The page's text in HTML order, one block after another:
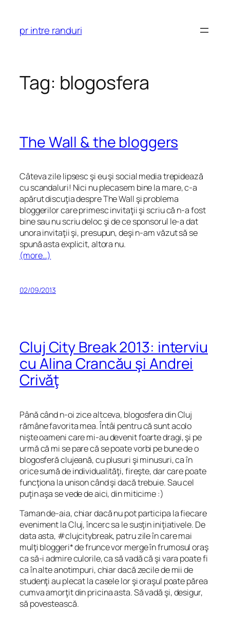
content
pr intre randuri
Tag: blogosfera
The Wall & the bloggers
Câteva zile lipsesc şi eu şi social media trepidează
cu scandaluri! Nici nu plecasem bine la mare, c-a
apărut discuţia despre The Wall şi problema
bloggerilor care primesc invitaţii şi scriu că n-a fost
bine sau nu scriu deloc şi de ce sponsorul le-a dat
unora invitaţii şi, presupun, deşi n-am văzut să se
spună asta explicit, altora nu.
(more…)
02/09/2013
Cluj City Break 2013: interviu
cu Alina Crancău şi Andrei
Crivăţ
Până când n-oi zice altceva, blogosfera din Cluj
rămâne favorita mea. Întâi pentru că sunt acolo
nişte oameni care mi-au devenit foarte dragi, şi pe
urmă că mi se pare că se poate vorbi pe bune de o
blogosferă clujeană, cu plusuri şi minusuri, ca în
orice sumă de individualităţi, fireşte, dar care poate
funcţiona la unison când şi dacă trebuie. Sau cel
puţin aşa se vede de aici, din miticime :)
Taman de-aia, chiar dacă nu pot participa la fiecare
eveniment la Cluj, încerc sa le susţin iniţiativele. De
data asta, #clujcitybreak, patru zile în care mai
mulţi bloggeri*de fruncevor merge în frumosul oraş
ca să-i admire culorile, ca să vadă că şi vara poate fi
ca în alte anotimpuri, chiar dacă zecile de mii de
studenţi au plecat la casele lor şi oraşul poate părea
cumva amorţit din pricina asta. Să vadă şi, desigur,
să povestească.